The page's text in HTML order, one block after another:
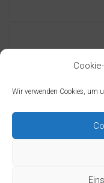
Wir verwenden Cookies, um